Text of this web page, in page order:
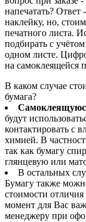
напечатать?
наклейку, но,
печатного листа.
подбирать с
одном листе.
на самоклеящейся
В каком случае
бумага?
будут
контактировать с
химией. В
так как бумагу
глянцевую или
В остальных
Бумагу также
стоимости
момент для Вас
менеджеру при